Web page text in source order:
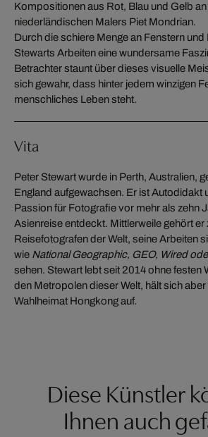
Kompositionen aus Rot, Blau und Gelb
niederländischen Malers Piet Mondrian.
Durch die schiere Menge an Fenstern und
Stewarts Arbeiten eine wundersame
Betrachter staunt über dieses visuelle
sich gewahr, dass hinter jedem winzigen
menschliches Leben steht.
Vita
Peter Stewart wurde in Perth, Australien,
England aufgewachsen. Er ist Autodidakt
Passion für Fotografie vor mehr als zehn
Asienreise entdeckt. Mittlerweile gehört er
Reisefotografen der Welt, seine Arbeiten
wie National Geographic, GEO, Wired
sehen. Stewart lebt seit 2014 ohne festen
den Metropolen dieser Welt, hält sich aber
Wahlheimat Hongkong auf.
Diese Künstler
Ihnen auch